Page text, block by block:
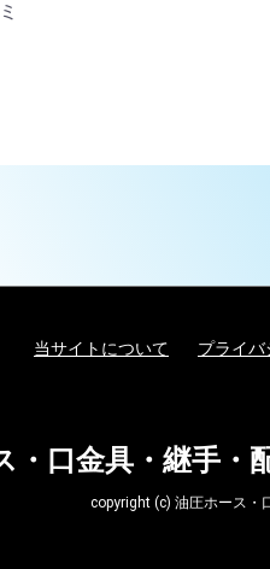
当サイトについて プライバ
・口金具・継手
copyright (c) 油圧ホース・